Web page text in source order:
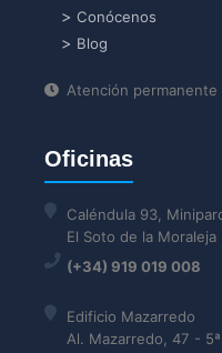
Conócenos
Blog
Atención permanente
Oficinas
Caléndula 93,
El Soto de la Moraleja
(+34) 919 019 008
Edificio Mazarredo
Al. Mazarredo, 47 -